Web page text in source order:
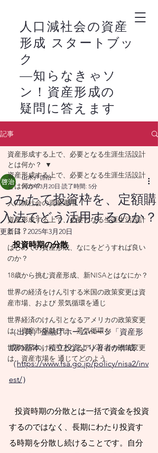
人口減社会の資産
形成 スタートブッ
ク
―知らなきゃソ
ン！資産形成の
疑問に答えます
－
株式市場の恩恵を家
計に生かすライフス
タイルの始まりで
す。
思い描く暮らし方
を実現するために
は、それに合わせた
相当の支出が発生し
ます。必然的に発生
する支出であれば、
将来に向けて背負っ
ている負債です。
​人生100年時代が現
実になった今、これ
の必要性を背負って
暮らしていると意識
すべきです。
記事
資産形成する上で、必要となる生涯生活設計
とは何か？
人口減社会の資産運用
資産形成する上で、必要となる生涯生活設計
とは？
はじめての資産形成、なにをどうすれば良い
のか？
18歳から挑む資産形成、新NISAとはなにか？
世界の経済をけん引する米国の政策変更は資
産市場、および 景気循環を通じ
世界経済のけん引となるアメリカの政策変更
は、資産市場並びに 景気循環を
世界経済のけん引となるアメリカの政策変更
は、資産市場を 通じてどのよう
資産形成する上で、必要となる生涯生活設計
とは何か？
つみたて投資枠を、定額購
入法でどう活用するのか？
山木戸啓治
2025年3月20日 読了時間: 5分
更新日：2025年3月20日
  投資時期の分散
（出典）金融庁ホームページ「資産形
成の基本」積立投資より著者が作成
（https://www.fsa.go.jp/policy/nisa2/inv
est/）
するのではなく、長期にわたり投資す
る時期を分散し続けることです。自分